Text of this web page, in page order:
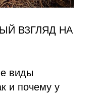
ВЗГЛЯД НА
виды
и почему у